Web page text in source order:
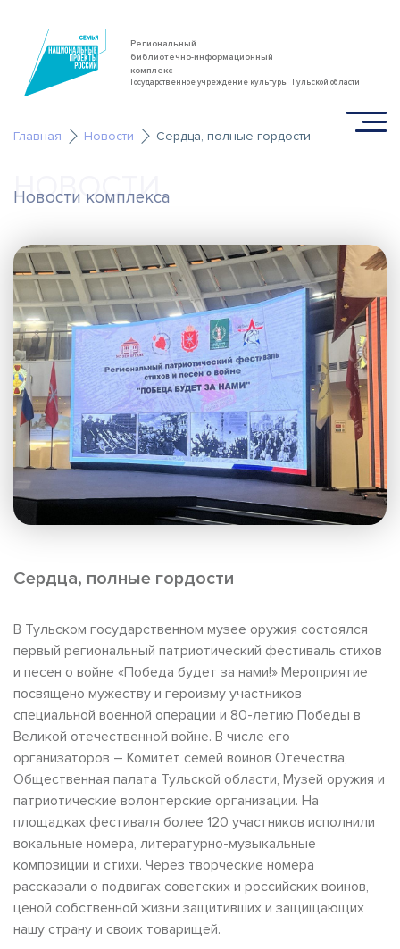
Региональный
библиотечно-информационный
комплекс
Государственное учреждение культуры Тульской области
Главная Новости Сердца, полные гордости
Новости комплекса
НОВОСТИ
Сердца, полные гордости
В Тульском государственном музее оружия состоялся
первый региональный патриотический фестиваль стихов
и песен о войне «Победа будет за нами!» Мероприятие
посвящено мужеству и героизму участников
специальной военной операции и 80-летию Победы в
Великой отечественной войне. В числе его
организаторов – Комитет семей воинов Отечества,
Общественная палата Тульской области, Музей оружия и
патриотические волонтерские организации. На
площадках фестиваля более 120 участников исполнили
вокальные номера, литературно-музыкальные
композиции и стихи. Через творческие номера
рассказали о подвигах советских и российских воинов,
ценой собственной жизни защитивших и защищающих
нашу страну и своих товарищей.